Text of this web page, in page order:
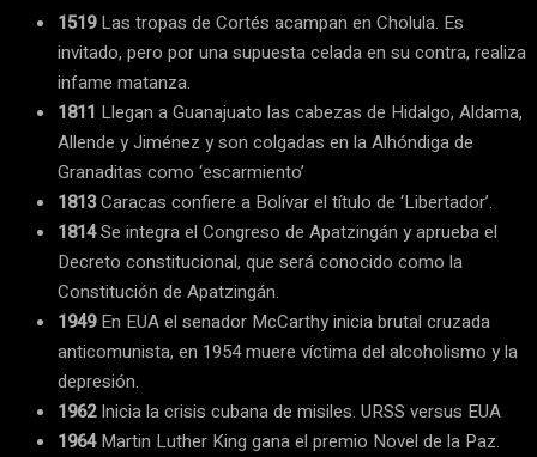
1519Las tropas de Cortés acampan en Cholula. Es
invitado, pero por una supuesta celada en su contra, realiza
infame matanza.
1811 Llegan a Guanajuato las cabezas de Hidalgo, Aldama,
Allende y Jiménez y son colgadas en la Alhóndiga de
Granaditas como ‘escarmiento’
1813Caracas confiere a Bolívar el título de ‘Libertador’.
1814Se integra el Congreso de Apatzingán y aprueba el
Decreto constitucional, que será conocido como la
Constitución de Apatzingán.
1949En EUA el senador McCarthy inicia brutal cruzada
anticomunista, en 1954 muere víctima del alcoholismo y la
depresión.
1962Inicia la crisis cubana de misiles. URSS versus EUA
1964Martin Luther King gana el premio Novel de la Paz.